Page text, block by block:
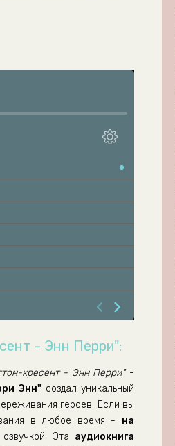
- Энн Перри":
кресент - Энн Перри"-
Энн" создал уникальный
героев. Если вы
в любое время - на
Эта аудиокнига